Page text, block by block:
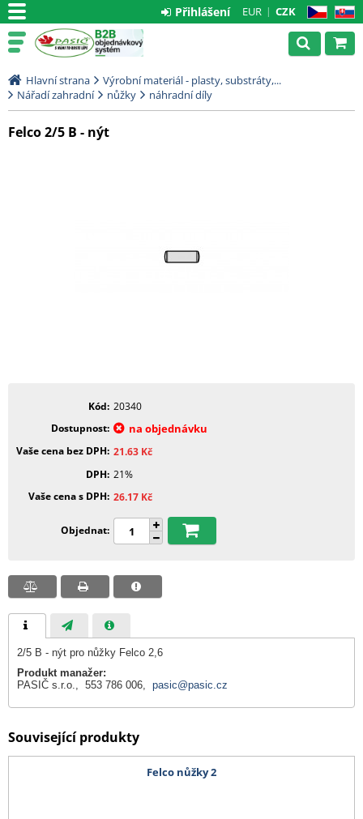
CZ SK
EUR CZK
Přihlášení
Hlavní strana
Výrobní materiál - plasty, substráty,...
Nářadí zahradní
nůžky náhradní díly
Felco 2/5 B - nýt
Kód 20340
Dostupnost
na objednávku
Vaše cena bez DPH 21.63 Kč
DPH 21%
Vaše cena s DPH 26.17 Kč
Objednat
2/5 B - nýt pro nůžky Felco 2,6
Produkt manažer:
PASIČ s.r.o., 553 786 006, pasic@pasic.cz
Související produkty
Felco nůžky 2